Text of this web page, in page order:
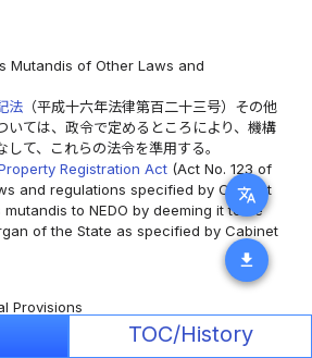
translate
download
Mutandis of Other Laws and
法 （平成十六年法律第百二十三号）その他
いては、政令で定めるところにより、機構
て、これらの法令を準用する。
Registration Act (Act No. 123 of
and regulations specified by Cabinet
to NEDO by deeming it to be
of the State as specified by Cabinet
Provisions
規定に違反して秘密を漏らし、又は盗用し
役又は三十万円以下の罰金に処する。
TOC/History